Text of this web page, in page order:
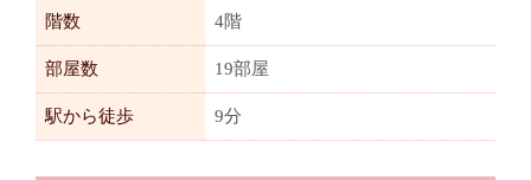
階数 4階
部屋数 19部屋
駅から徒歩 9分